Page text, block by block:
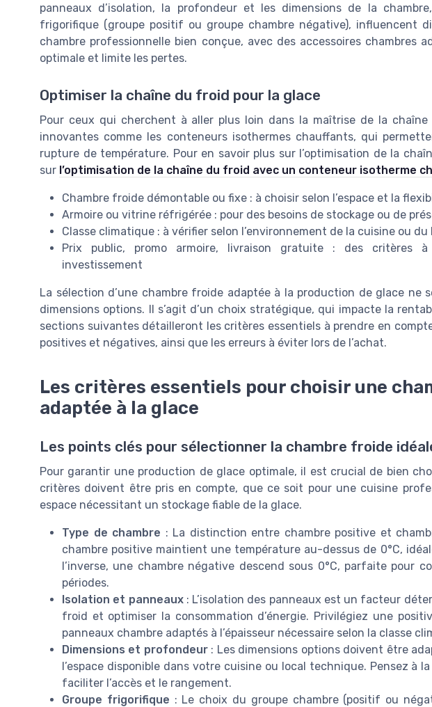
panneaux d’isolation, la profondeur et les dimensions de la
frigorifique (groupe positif ou groupe chambre négative), influencent
chambre professionnelle bien conçue, avec des accessoires chambres
optimale et limite les pertes.
Optimiser la chaîne du froid pour la glace
Pour ceux qui cherchent à aller plus loin dans la maîtrise de la
innovantes comme les conteneurs isothermes chauffants, qui
rupture de température. Pour en savoir plus sur l’optimisation de la
sur l’optimisation de la chaîne du froid avec un conteneur isotherme
Chambre froide démontable ou fixe : à choisir selon l’espace et la
Armoire ou vitrine réfrigérée : pour des besoins de stockage ou de
Classe climatique : à vérifier selon l’environnement de la cuisine ou du
Prix public, promo armoire, livraison gratuite : des critères
investissement
La sélection d’une chambre froide adaptée à la production de glace ne
dimensions options. Il s’agit d’un choix stratégique, qui impacte la
sections suivantes détailleront les critères essentiels à prendre en
positives et négatives, ainsi que les erreurs à éviter lors de l’achat.
Les critères essentiels pour choisir une
adaptée à la glace
Les points clés pour sélectionner la chambre froide
Pour garantir une production de glace optimale, il est crucial de bien
critères doivent être pris en compte, que ce soit pour une cuisine
espace nécessitant un stockage fiable de la glace.
Type de chambre : La distinction entre chambre positive et
chambre positive maintient une température au-dessus de 0°C,
l’inverse, une chambre négative descend sous 0°C, parfaite pour
périodes.
Isolation et panneaux: L’isolation des panneaux est un facteur
froid et optimiser la consommation d’énergie. Privilégiez une
panneaux chambre adaptés à l’épaisseur nécessaire selon la classe
Dimensions et profondeur: Les dimensions options doivent être
l’espace disponible dans votre cuisine ou local technique. Pensez à
faciliter l’accès et le rangement.
Groupe frigorifique : Le choix du groupe chambre (positif ou